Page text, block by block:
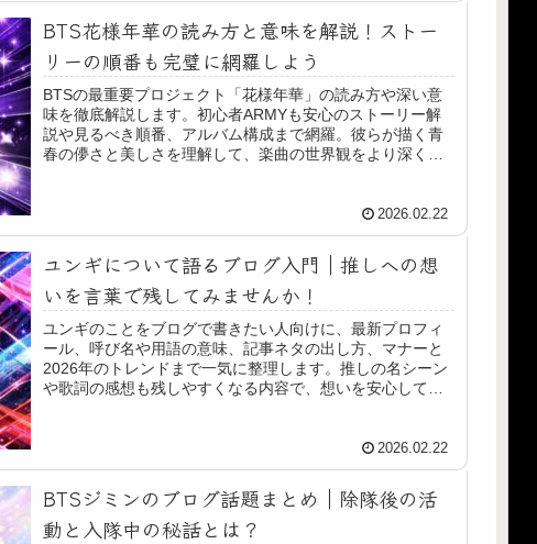
BTS花様年華の読み方と意味を解説！ストー
リーの順番も完璧に網羅しよう
BTSの最重要プロジェクト「花様年華」の読み方や深い意
味を徹底解説します。初心者ARMYも安心のストーリー解
説や見るべき順番、アルバム構成まで網羅。彼らが描く青
春の儚さと美しさを理解して、楽曲の世界観をより深く楽
2026.02.22
ユンギについて語るブログ入門｜推しへの想
いを言葉で残してみませんか！
ユンギのことをブログで書きたい人向けに、最新プロフィ
ール、呼び名や用語の意味、記事ネタの出し方、マナーと
2026年のトレンドまで一気に整理します。推しの名シーン
や歌詞の感想も残しやすくなる内容で、想いを安心して言
2026.02.22
BTSジミンのブログ話題まとめ｜除隊後の活
動と入隊中の秘話とは？